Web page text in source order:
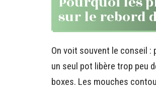
sur le rebord
On voit souvent le conseil :
un seul pot libère trop peu
boxes. Les mouches